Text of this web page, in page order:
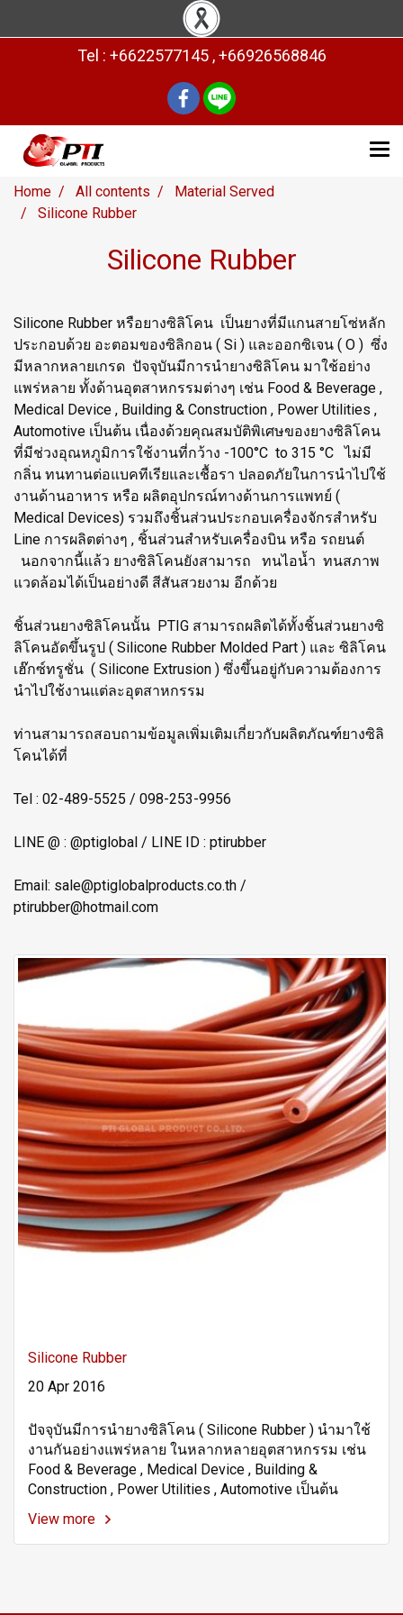
Tel : +6622577145 , +66926568846
Home All contents
Material Served
Silicone Rubber
Silicone Rubber
Silicone Rubber หรือยางซิลิโคน เป็นยางที่มีแกนสายโซ่หลัก
ประกอบด้วย อะตอมของซิลิกอน ( Si ) และออกซิเจน ( O ) ซึ่ง
มีหลากหลายเกรด ปัจจุบันมีการนำยางซิลิโคน มาใช้อย่าง
แพร่หลาย ทั้งด้านอุตสาหกรรมต่างๆ เช่น Food & Beverage ,
Medical Device , Building & Construction , Power Utilities ,
Automotive เป็นต้น เนื่องด้วยคุณสมบัติพิเศษของยางซิลิโคน
ที่มีช่วงอุณหภูมิการใช้งานที่กว้าง -100°C to 315 °C ไม่มี
กลิ่น ทนทานต่อแบคทีเรียและเชื้อรา ปลอดภัยในการนำไปใช้
งานด้านอาหาร หรือ ผลิตอุปกรณ์ทางด้านการแพทย์ (
Medical Devices) รวมถึงชิ้นส่วนประกอบเครื่องจักรสำหรับ
Line การผลิตต่างๆ , ชิ้นส่วนสำหรับเครื่องบิน หรือ รถยนต์
นอกจากนี้แล้ว ยางซิลิโคนยังสามารถ ทนไอน้ำ ทนสภาพ
แวดล้อมได้เป็นอย่างดี สีสันสวยงาม อีกด้วย
ชิ้นส่วนยางซิลิโคนนั้น PTIG สามารถผลิตได้ทั้งชิ้นส่วนยางซิ
ลิโคนอัดขึ้นรูป ( Silicone Rubber Molded Part ) และ ซิลิโคน
เฮ๊กซ์ทรูชั่น ( Silicone Extrusion ) ซึ่งขึ้นอยู่กับความต้องการ
นำไปใช้งานแต่ละอุตสาหกรรม
ท่านสามารถสอบถามข้อมูลเพิ่มเติมเกี่ยวกับผลิตภัณฑ์ยางซิลิ
โคนได้ที่
Tel : 02-489-5525 / 098-253-9956
LINE @ : @ptiglobal / LINE ID : ptirubber
Email: sale@ptiglobalproducts.co.th /
ptirubber@hotmail.com
Silicone Rubber
20 Apr 2016
ปัจจุบันมีการนำยางซิลิโคน ( Silicone Rubber ) นำมาใช้
งานกันอย่างแพร่หลาย ในหลากหลายอุตสาหกรรม เช่น
Food & Beverage , Medical Device , Building &
Construction , Power Utilities , Automotive เป็นต้น
View more